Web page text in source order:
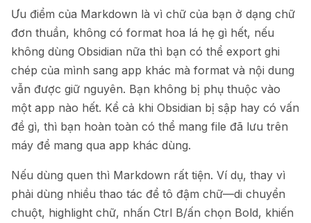
Ưu điểm của Markdown là vì chữ của bạn ở dạng chữ
đơn thuần, không có format hoa lá hẹ gì hết, nếu
không dùng Obsidian nữa thì bạn có thể export ghi
chép của mình sang app khác mà format và nội dung
vẫn được giữ nguyên. Bạn không bị phụ thuộc vào
một app nào hết. Kể cả khi Obsidian bị sập hay có vấn
đề gì, thì bạn hoàn toàn có thể mang file đã lưu trên
máy để mang qua app khác dùng.
Nếu dùng quen thì Markdown rất tiện. Ví dụ, thay vì
phải dùng nhiều thao tác để tô đậm chữ—di chuyển
chuột, highlight chữ, nhấn Ctrl B/ấn chọn Bold, khiến